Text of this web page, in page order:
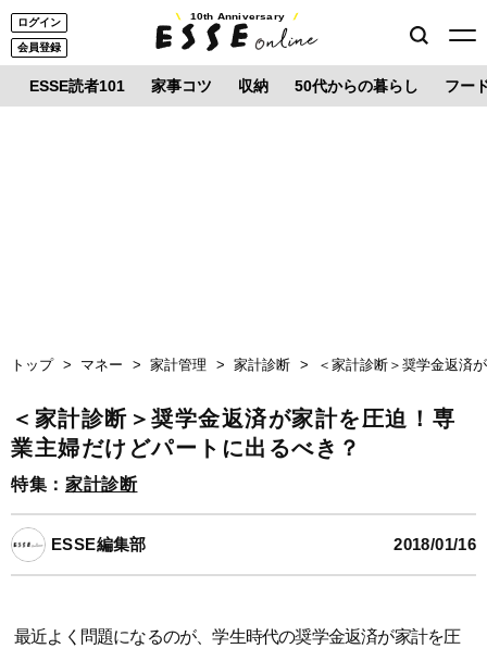
ログイン
会員登録
10th Anniversary
ESSE読者101 家事コツ 収納 50代からの暮らし フー
トップ マネー 家計管理 家計診断 ＜家計診断＞奨学金返済
＜家計診断＞奨学金返済が家計を圧迫！専
業主婦だけどパートに出るべき？
特集： 家計診断
ESSE編集部 2018/01/16
最近よく問題になるのが、学生時代の奨学金返済が家計を圧